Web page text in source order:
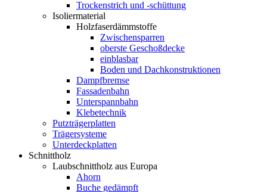
Trockenstrich und -schüttung
Isoliermaterial
Holzfaserdämmstoffe
Zwischensparren
oberste Geschoßdecke
einblasbar
Boden und Dachkonstruktionen
Dampfbremse
Fassadenbahn
Unterspannbahn
Klebetechnik
Putzträgerplatten
Trägersysteme
Unterdeckplatten
Schnittholz
Laubschnittholz aus Europa
Ahorn
Buche gedämpft